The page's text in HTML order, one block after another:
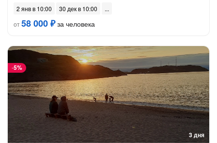
2 янв в 10:00
30 дек в 10:00
от58 000 ₽за человека
3 дня
-5%